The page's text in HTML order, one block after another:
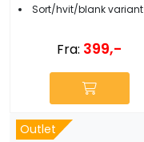
Sort/hvit/blank variant
Fra: 399,-
Outlet